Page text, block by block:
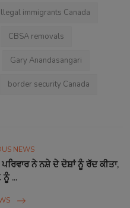
illegal immigrants Canada
CBSA removals
Gary Anandasangari
border security Canada
NEWS
ਨੇ ਨਸ਼ੇ ਦੇ ਦੋਸ਼ਾਂ ਨੂੰ ਰੱਦ ਕੀਤਾ,
ਨੂੰ ...